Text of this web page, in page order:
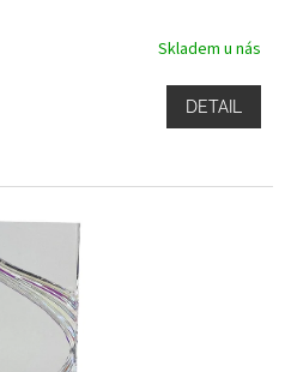
Skladem u nás
DETAIL